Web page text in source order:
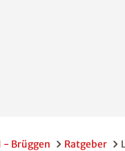
- Brüggen Ratgeber